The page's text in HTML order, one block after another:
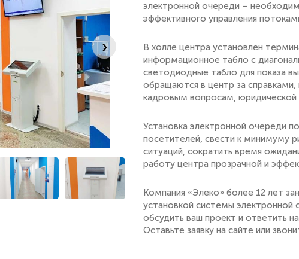
›
электронной очереди –
эффективного управления
В холле центра установлен
информационное табло с
светодиодные табло для показа
обращаются в центр за
кадровым вопросам, юридической
Установка электронной очереди
посетителей, свести к минимуму
ситуаций, сократить время
работу центра прозрачной и
Компания «Элеко» более 12 лет
установкой системы электронной
обсудить ваш проект и ответить
Оставьте заявку на сайте или